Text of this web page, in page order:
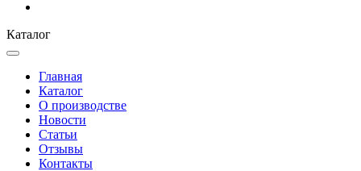
Каталог
Главная
Каталог
О производстве
Новости
Статьи
Отзывы
Контакты